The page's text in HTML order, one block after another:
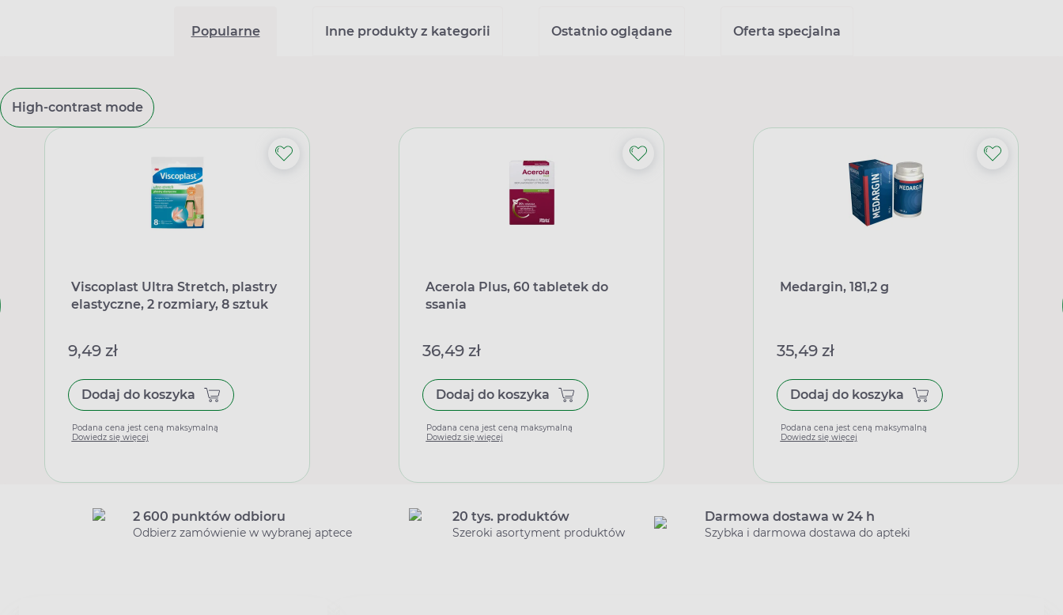
Popularne Inne produkty z kategorii Ostatnio oglądane Oferta specjalna
High-contrast mode
Viscoplast Ultra Stretch, plastry
elastyczne, 2 rozmiary, 8 sztuk
9,49 zł
Dodaj do koszyka
Podana cena jest ceną maksymalną
Dowiedz się więcej
Acerola Plus, 60 tabletek do
ssania
36,49 zł
Dodaj do koszyka
Podana cena jest ceną maksymalną
Dowiedz się więcej
Medargin, 181,2 g
35,49 zł
Dodaj do koszyka
Podana cena jest ceną maksymalną
Dowiedz się więcej
2 600 punktów odbioru
Odbierz zamówienie w wybranej aptece
20 tys. produktów
Szeroki asortyment produktów
Darmowa dostawa w 24 h
Szybka i darmowa dostawa do apteki